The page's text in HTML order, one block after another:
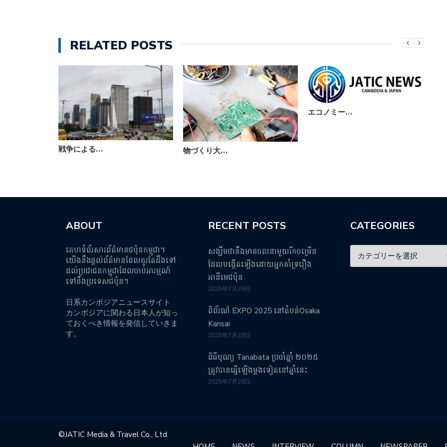
RELATED POSTS
戦争による… 物づくり大…
エコノミー…
ABOUT
គេហទំព័រសារព័ត៌មានជប៉ុនកម្ពុជា។
យើងនឹងផ្តល់ព័ត៌មានដែលគួរតែដឹងទៅ
ដល់ប្រជាជនកម្ពុជាដែលចាប់អារម្មណ៍
ទៅនឹងប្រទេសជប៉ុន។
日系カンボジアニュースサイト
カンボジアに関わる日本人が知っ
ておくべき情報を発信していきま
す。
RECENT POSTS
សង្ឃឹមថានឹងមានចលនាមួយរីកចម្រើន
ដែលបង្កើតឡើងដោយអ្នកគាំទ្ររឿង
អានីមេជប៉ុន
2025年7月28日
ពិព័រណ៌ EXPO 2025 នៅតំបន់Osaka
Kansai
2025年7月28日
ពិធីបុណ្យ Tanabata ប្រចាំឆ្នាំ ២០២៥
ត្រូវបានធ្វើឡើងម្តងទៀតនៅឆ្នាំនេះ
2025年7月28日
CATEGORIES
©︎JATIC Media & Travel Co., Ltd.